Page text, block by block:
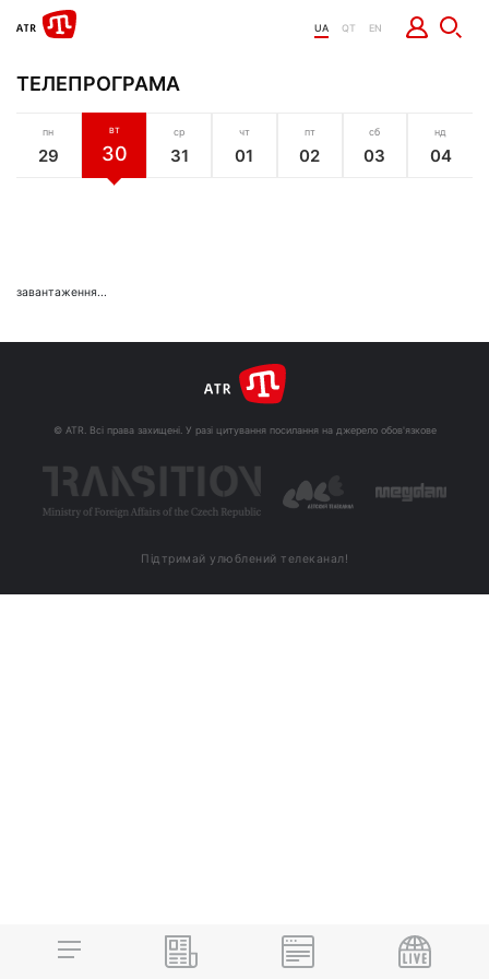
UA QT EN
ТЕЛЕПРОГРАМА
пн
29
ВТ
30
ср
31
чт
01
пт
02
сб
03
нд
04
завантаження...
© ATR. Всі права захищені. У разі цитування посилання на джерело обов'язкове
Підтримай улюблений телеканал!